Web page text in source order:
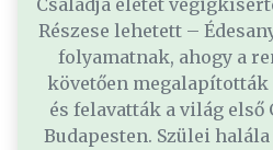
Családja életét
Részese lehetett –
folyamatnak, ahogy a
követően
és felavatták a világ
Budapesten. Szülei